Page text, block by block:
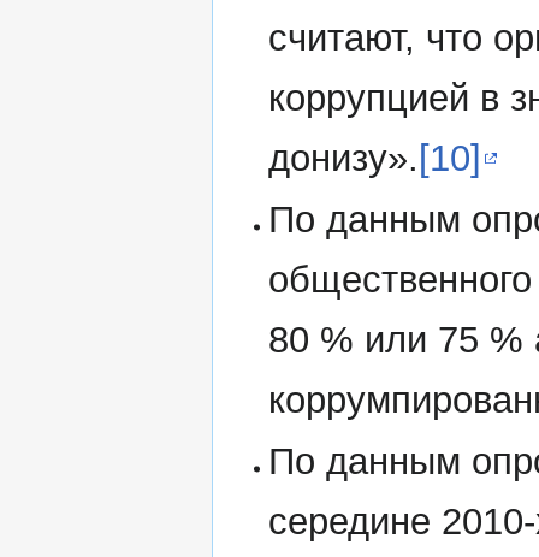
считают, что
коррупцией в
донизу».[10]
По данным
80 % или 75
По данным
середине